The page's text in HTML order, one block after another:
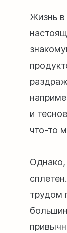
Жизнь в
и
что-то
Однако,
трудом